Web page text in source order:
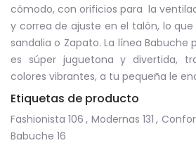
cómodo, con orificios para la
y correa de ajuste en el talón, lo
sandalia o Zapato. La línea Babuche
es súper juguetona y divertida,
colores vibrantes, a tu pequeña le
Etiquetas de producto
Fashionista 106 , Modernas 131 ,
Babuche 16